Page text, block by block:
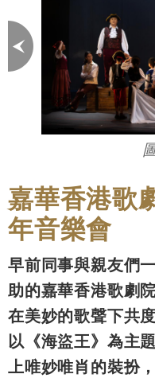
嘉華香港歌
年音樂會
早前同事與親友們
助的嘉華香港歌劇
在美妙的歌聲下共
以《海盜王》為主
上唯妙唯肖的裝扮